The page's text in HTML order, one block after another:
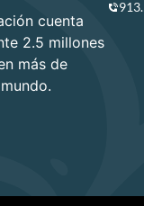
cuenta
2.5 millones
más de